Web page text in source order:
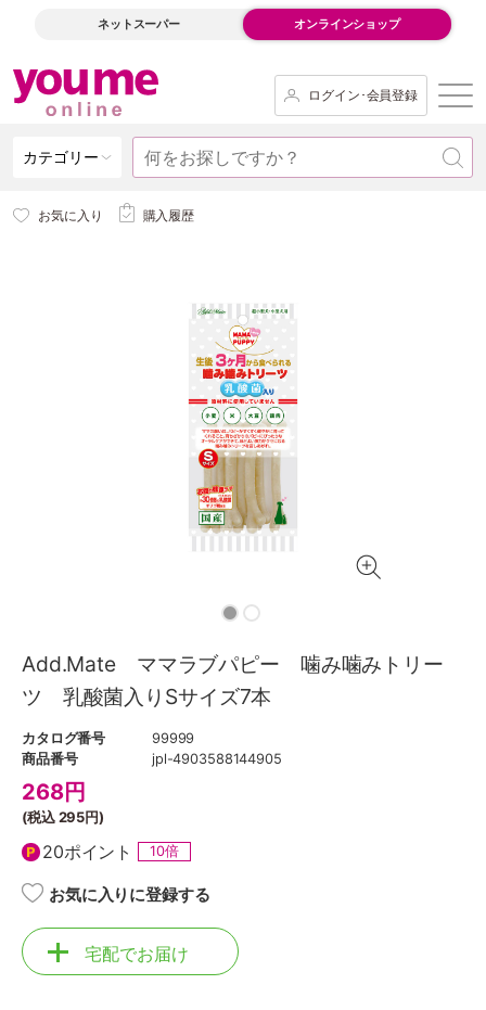
ネットスーパー オンラインショップ
ログイン･会員登録
カテゴリー
お気に入り 購入履歴
Add.Mate ママラブパピー 噛み噛みトリー
ツ 乳酸菌入りSサイズ7本
カタログ番号
99999
商品番号
jpl-4903588144905
268円
(税込295円)
20ポイント 10倍
お気に入りに登録する
宅配でお届け